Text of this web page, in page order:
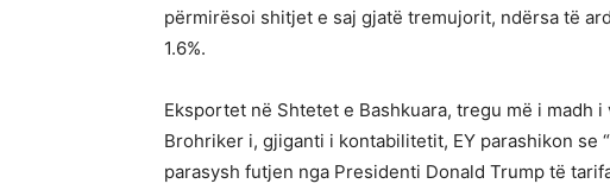
përmirësoi shitjet e saj gjatë tremujorit, ndërsa të
1.6%.
Eksportet në Shtetet e Bashkuara, tregu më i madh
Brohriker i, gjiganti i kontabilitetit, EY parashikon se
parasysh futjen nga Presidenti Donald Trump të